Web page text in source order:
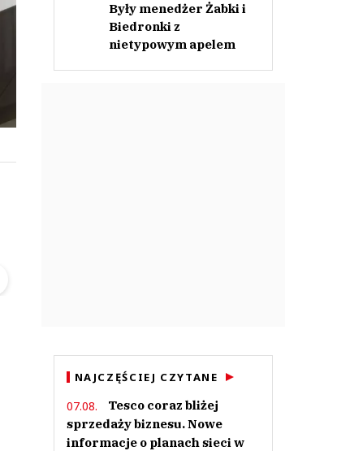
Były menedżer Żabki i
Biedronki z
nietypowym apelem
NAJCZĘŚCIEJ CZYTANE
07.08.
Tesco coraz bliżej
sprzedaży biznesu. Nowe
informacje o planach sieci w